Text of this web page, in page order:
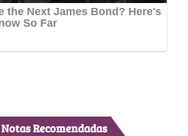
Notas Recomendadas